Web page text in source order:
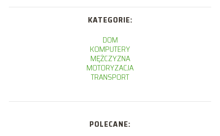
KATEGORIE:
DOM
KOMPUTERY
MĘŻCZYZNA
MOTORYZACJA
TRANSPORT
POLECANE: